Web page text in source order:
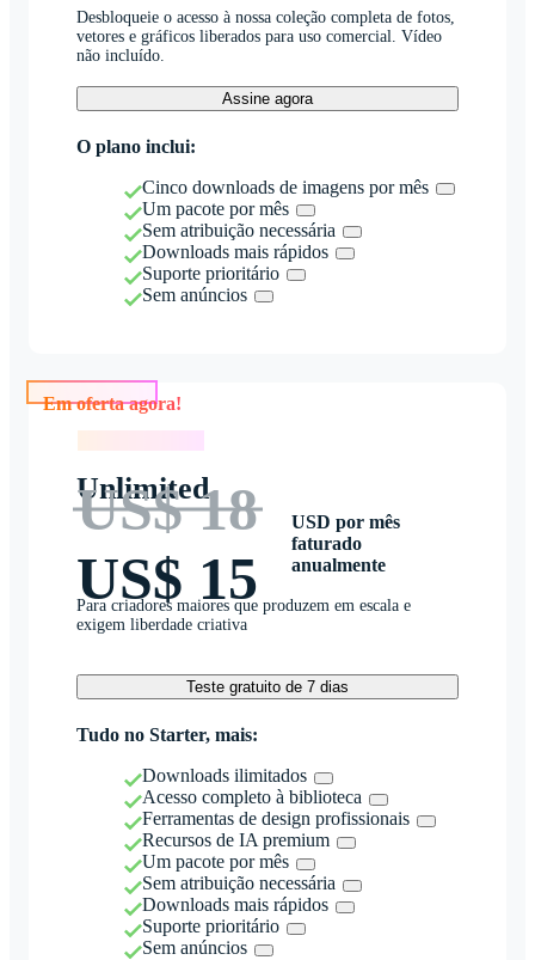
Desbloqueie o acesso à nossa coleção completa de fotos,
vetores e gráficos liberados para uso comercial. Vídeo
não incluído.
Assine agora
O plano inclui:
Cinco downloads de imagens por mês
Um pacote por mês
Sem atribuição necessária
Downloads mais rápidos
Suporte prioritário
Sem anúncios
Unlimited
US$ 18
US$ 15
USD por mês
faturado
anualmente
Para criadores maiores que produzem em escala e
exigem liberdade criativa
Teste gratuito de 7 dias
Tudo no Starter, mais:
Downloads ilimitados
Acesso completo à biblioteca
Ferramentas de design profissionais
Recursos de IA premium
Um pacote por mês
Sem atribuição necessária
Downloads mais rápidos
Suporte prioritário
Sem anúncios